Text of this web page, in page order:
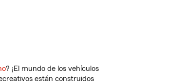
? ¡El mundo de los vehículos
están construidos